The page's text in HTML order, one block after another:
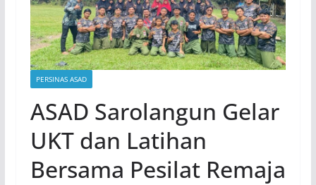
PERSINAS ASAD
ASAD Sarolangun Gelar
UKT dan Latihan
Bersama Pesilat Remaja